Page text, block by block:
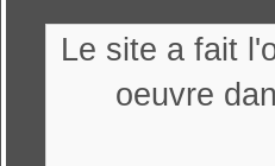
Le site a fait
oeuvre